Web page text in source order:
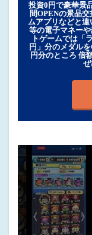
投資0円で豪華景
間OPENの景品
ムアプリなどと違
等の電子マネー
トゲームでは「
円」分のメダル
円分のところ 倍
ぜ